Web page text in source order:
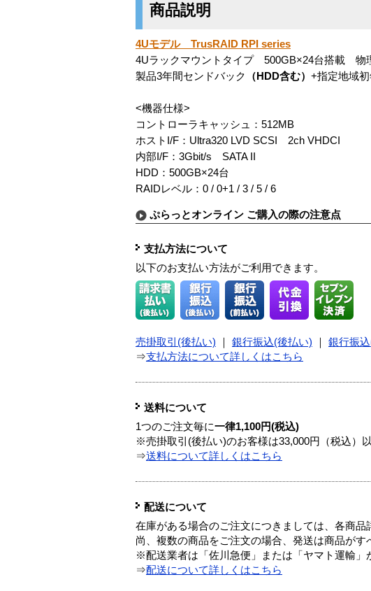
商品説明
4Uモデル TrusRAID RPI series
4Uラックマウントタイプ 500GB×24台搭載 物
製品3年間センドバック
（HDD含む） +指定地域
<機器仕様>
コントローラキャッシュ：512MB
ホストI/F：Ultra320 LVD SCSI 2ch VHDCI
内部I/F：3Gbit/s SATA II
HDD：500GB×24台
RAIDレベル：0 / 0+1 / 3 / 5 / 6
ぷらっとオンライン ご購入の際の注意点
支払方法について
以下のお支払い方法がご利用できます。
売掛取引(後払い) 銀行振込(後払い) 銀行振
⇒支払方法について詳しくはこちら
送料について
1つのご注文毎に一律1,100円(税込)
※売掛取引(後払い)のお客様は33,000円（税込）
⇒送料について詳しくはこちら
配送について
在庫がある場合のご注文につきましては、各商
尚、複数の商品をご注文の場合、発送は商品がす
※配送業者は「佐川急便」または「ヤマト運輸」
⇒配送について詳しくはこちら